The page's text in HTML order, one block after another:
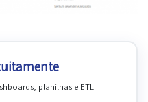
planilhas e ETL